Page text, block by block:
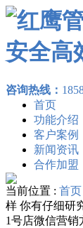
咨询热线：
首页
功能介绍
客户案例
新闻资讯
合作加盟
当前位置 : 首页
样 你有仔细研
1号店微信营